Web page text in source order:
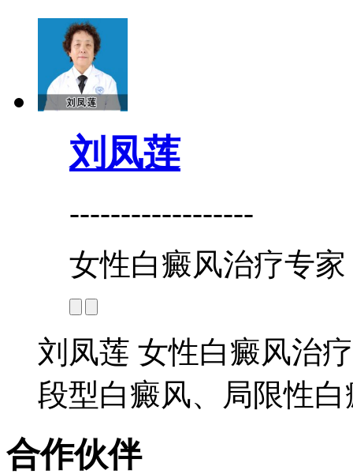
刘凤莲
------------------
女性白癜风治疗专家
刘凤莲 女性白癜风治
段型白癜风、局限性
合作伙伴